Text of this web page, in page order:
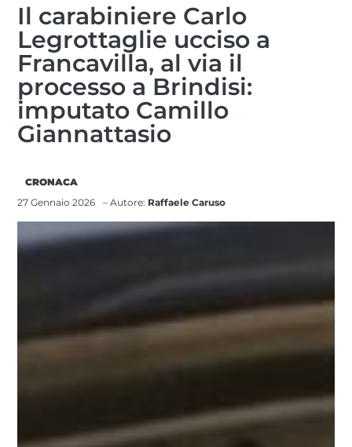
Il carabiniere Carlo
Legrottaglie ucciso a
Francavilla, al via il
processo a Brindisi:
imputato Camillo
Giannattasio
CRONACA
27 Gennaio 2026
– Autore: Raffaele Caruso